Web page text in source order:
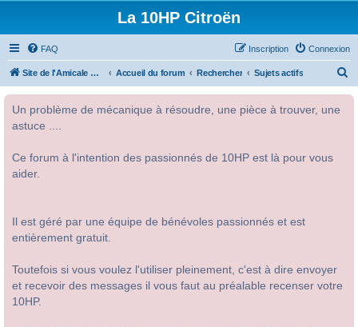
La 10HP Citroën
FAQ Connexion
Inscription
Site de l'Amicale Citroën 10HP Accueil du forum Rechercher Sujets actifs
Un problème de mécanique à résoudre, une pièce à trouver, une
astuce ....
Ce forum à l'intention des passionnés de 10HP est là pour vous
aider.
Il est géré par une équipe de bénévoles passionnés et est
entièrement gratuit.
Toutefois si vous voulez l'utiliser pleinement, c'est à dire envoyer
et recevoir des messages il vous faut au préalable recenser votre
10HP.